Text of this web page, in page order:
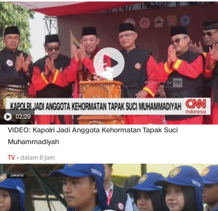
02:29
VIDEO: Kapolri Jadi Anggota Kehormatan Tapak Suci
Muhammadiyah
TV •dalam 6 jam